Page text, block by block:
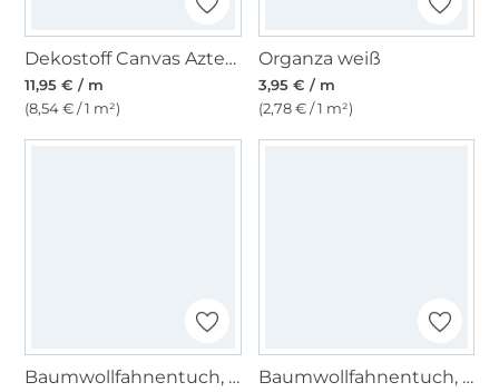
Dekostoff Canvas Aztecan Art, wollweiß
11,95 € / m
(8,54 € / 1 m²)
Organza weiß
3,95 € / m
(2,78 € / 1 m²)
Baumwollfahnentuch, blutrot Baumwollfahnentuch, rosa